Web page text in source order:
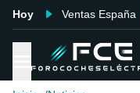
Hoy Ventas España